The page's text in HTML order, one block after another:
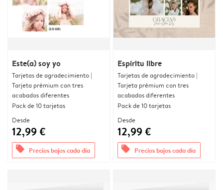
Este(a) soy yo
Tarjetas de agradecimiento |
Tarjeta prémium con tres
acabados diferentes
Pack de 10 tarjetas
Desde
12,99 €
offers Precios bajos cada día
Espíritu libre
Tarjetas de agradecimiento |
Tarjeta prémium con tres
acabados diferentes
Pack de 10 tarjetas
Desde
12,99 €
offers Precios bajos cada día